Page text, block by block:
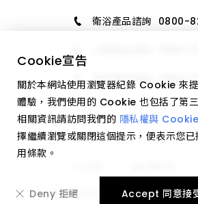
衛浴產品諮詢 0800-
廚具產品諮詢 0800-
© 2023 HCG all right reserved.
Cookie宣告
關於本網站使用瀏覽器紀錄 Cookie 來
體驗，我們使用的 Cookie 也包括了第
相關資訊請訪問我們的 隱私權與
擇繼續瀏覽或關閉這個提示，便表示您
用條款。
Deny 拒絕 Accept 同意接